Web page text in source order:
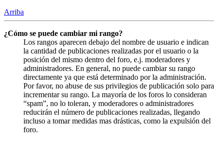
Arriba
¿Cómo se puede cambiar mi rango?
Los rangos aparecen debajo del nombre de usuario e indican
la cantidad de publicaciones realizadas por el usuario o la
posición del mismo dentro del foro, e.j. moderadores y
administradores. En general, no puede cambiar su rango
directamente ya que está determinado por la administración.
Por favor, no abuse de sus privilegios de publicación solo para
incrementar su rango. La mayoría de los foros lo consideran
“spam”, no lo toleran, y moderadores o administradores
reducirán el número de publicaciones realizadas, llegando
incluso a tomar medidas mas drásticas, como la expulsión del
foro.